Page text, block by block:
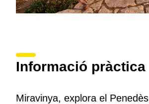
Informació pràctica
Miravinya, explora el Penedès